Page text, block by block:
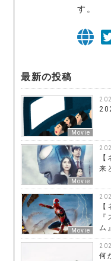
す。
最新の投稿
Movie
Movie
来
Movie
ム
何